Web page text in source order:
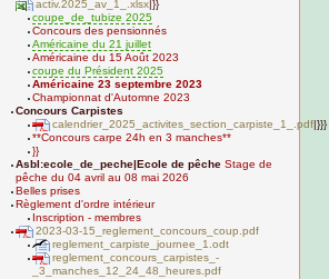
activ.2025_av_1_.xlsx |}}
coupe_de_tubize 2025
Concours des pensionnés
Américaine du 21 juillet
Américaine du 15 Août 2023
coupe du Président 2025
Américaine 23 septembre 2023
Championnat d'Automne 2023
Concours Carpistes
calendrier_2025_activites_section_carpiste_1_.pdf|}}}
**Concours carpe 24h en 3 manches**
}}
Asbl:ecole_de_peche|Ecole de pêche Stage de
pêche du 04 avril au 08 mai 2026
Belles prises
Règlement d'ordre intérieur
Inscription - membres
2023-03-15_reglement_concours_coup.pdf
reglement_carpiste_journee_1.odt
reglement_concours_carpistes_-
_3_manches_12_24_48_heures.pdf